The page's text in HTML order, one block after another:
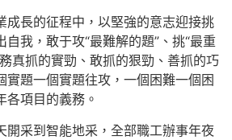
成長的征程中，以堅強的意志迎接挑
我，敢于攻“最難解的題”、挑“最重
真抓的實勁、敢抓的狠勁、善抓的巧
實題一個實題往攻，一個困難一個困
各項目的義務。
開采到智能地采，全部職工辦事年夜